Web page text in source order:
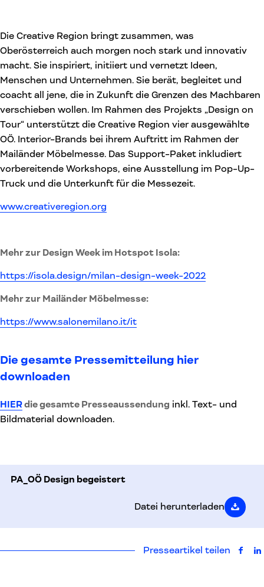
Die Creative Region bringt zusammen, was
Oberösterreich auch morgen noch stark und innovativ
macht. Sie inspiriert, initiiert und vernetzt Ideen,
Menschen und Unternehmen. Sie berät, begleitet und
coacht all jene, die in Zukunft die Grenzen des Machbaren
verschieben wollen. Im Rahmen des Projekts „Design on
Tour“ unterstützt die Creative Region vier ausgewählte
OÖ. Interior-Brands bei ihrem Auftritt im Rahmen der
Mailänder Möbelmesse. Das Support-Paket inkludiert
vorbereitende Workshops, eine Ausstellung im Pop-Up-
Truck und die Unterkunft für die Messezeit.
www.creativeregion.org
Mehr zur Design Week im Hotspot Isola:
https://isola.design/milan-design-week-2022
Mehr zur Mailänder Möbelmesse:
https://www.salonemilano.it/it
Die gesamte Pressemitteilung hier
downloaden
HIERdie gesamte Presseaussendung inkl. Text- und
Bildmaterial downloaden.
PA_OÖ Design begeistert
Datei herunterladen
Presseartikel teilen auf